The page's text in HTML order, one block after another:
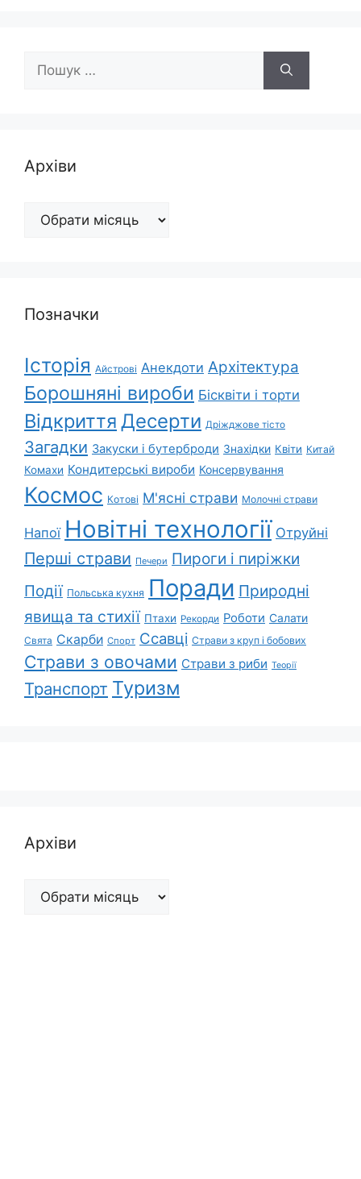
Архіви
Архіви
Позначки
Історія Айстрові Анекдоти Архітектура
Борошняні вироби Бісквіти і торти
Відкриття Десерти Дріжджове тісто
Загадки Закуски і бутерброди Знахідки Квіти Китай
Комахи Кондитерські вироби Консервування
Космос Котові М'ясні страви Молочні страви
Напої Новітні технології Отруйні
Перші страви Печери Пироги і пиріжки
Події Польська кухня Поради Природні
явища та стихії Птахи Рекорди Роботи Салати
Свята Скарби Спорт Ссавці Страви з круп і бобових
Страви з овочами Страви з риби Теорії
Транспорт Туризм
Архіви
Архіви